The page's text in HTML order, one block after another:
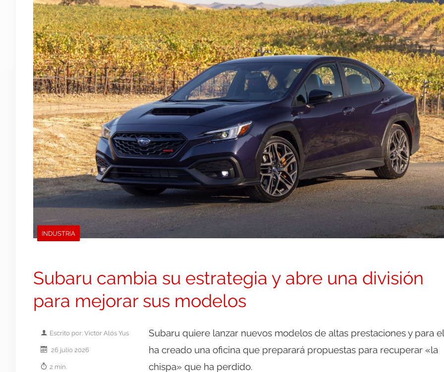
INDUSTRIA
Subaru cambia su estrategia y abre una división
para mejorar sus modelos
Escrito por: Victor Alós Yus
26 julio 2026
2 min.
Subaru quiere lanzar nuevos modelos de altas prestaciones y para
ha creado una oficina que preparará propuestas para recuperar «la
chispa» que ha perdido.